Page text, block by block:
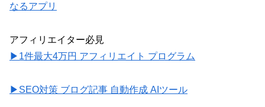
なるアプリ
アフィリエイター必見
▶1件最大4万円 アフィリエイト プログラム
▶SEO対策 ブログ記事 自動作成 AIツール